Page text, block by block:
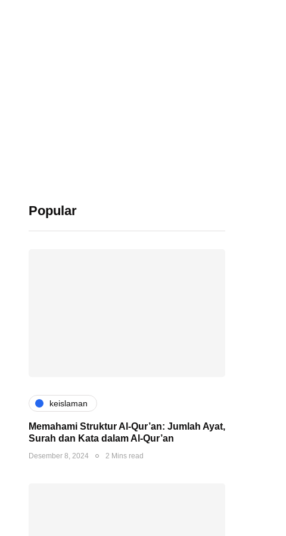
Popular
keislaman
Memahami Struktur Al-Qur’an: Jumlah Ayat,
Surah dan Kata dalam Al-Qur’an
Desember 8, 2024 2 Mins read